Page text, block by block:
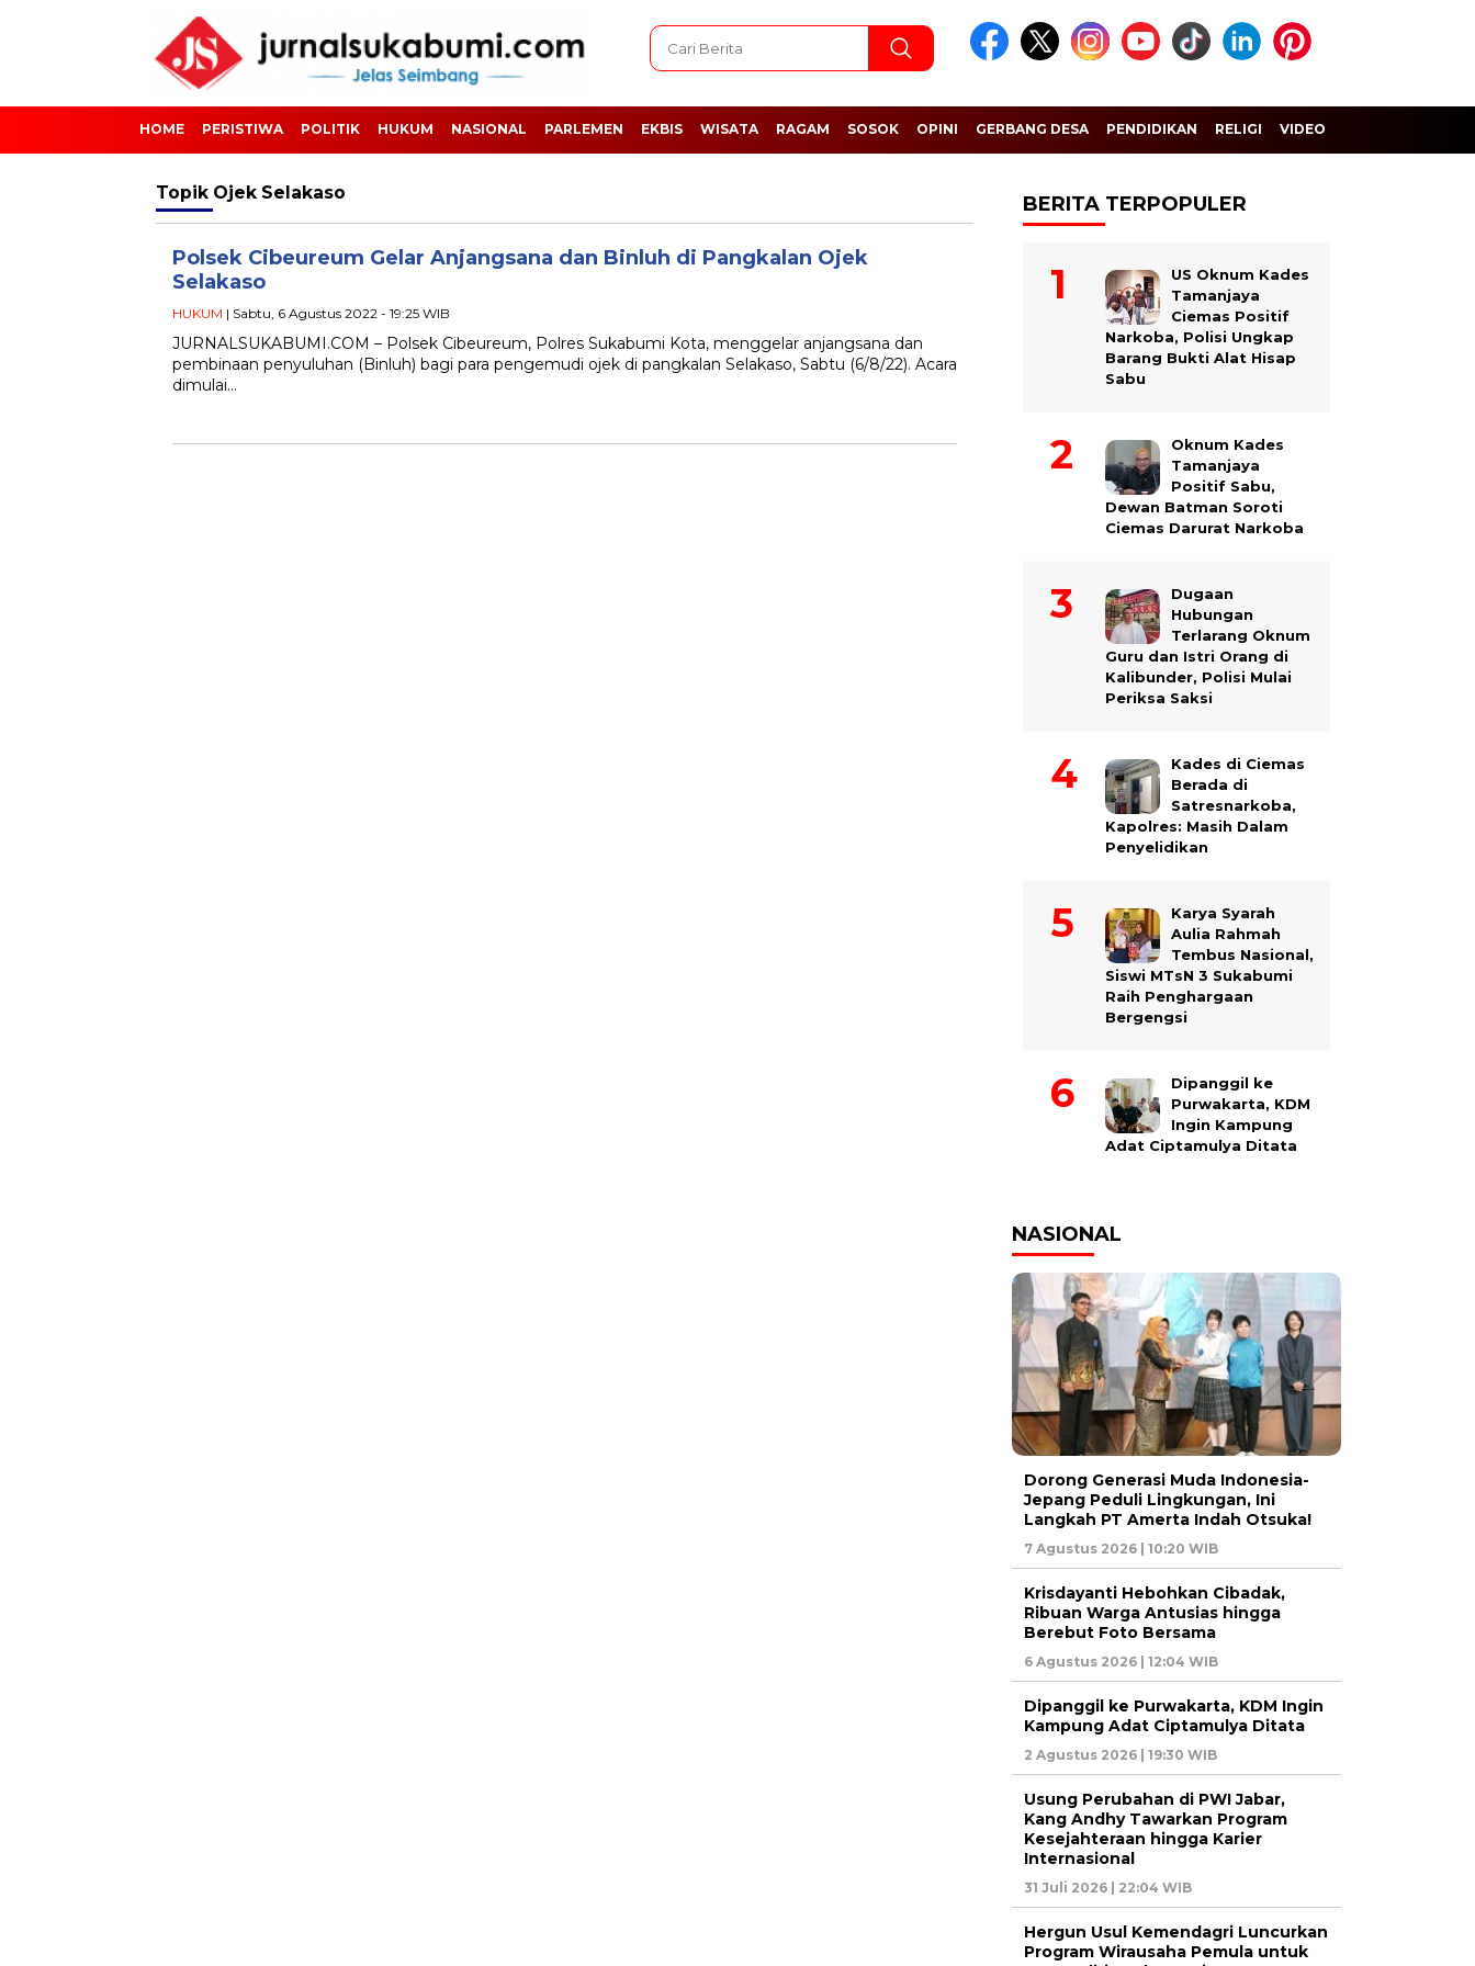
HOME PERISTIWA POLITIK HUKUM NASIONAL PARLEMEN EKBIS WISATA RAGAM SOSOK OPINI GERBANG DESA PENDIDIKAN RELIGI VIDEO
Topik Ojek Selakaso
Polsek Cibeureum Gelar Anjangsana dan Binluh di Pangkalan Ojek
Selakaso
HUKUM | Sabtu, 6 Agustus 2022 - 19:25 WIB
JURNALSUKABUMI.COM – Polsek Cibeureum, Polres Sukabumi Kota, menggelar anjangsana dan
pembinaan penyuluhan (Binluh) bagi para pengemudi ojek di pangkalan Selakaso, Sabtu (6/8/22). Acara
dimulai…
BERITA TERPOPULER
US Oknum Kades
Tamanjaya
Ciemas Positif
Narkoba, Polisi Ungkap
Barang Bukti Alat Hisap
Sabu
Oknum Kades
Tamanjaya
Positif Sabu,
Dewan Batman Soroti
Ciemas Darurat Narkoba
Dugaan
Hubungan
Terlarang Oknum
Guru dan Istri Orang di
Kalibunder, Polisi Mulai
Periksa Saksi
Kades di Ciemas
Berada di
Satresnarkoba,
Kapolres: Masih Dalam
Penyelidikan
Karya Syarah
Aulia Rahmah
Tembus Nasional,
Siswi MTsN 3 Sukabumi
Raih Penghargaan
Bergengsi
Dipanggil ke
Purwakarta, KDM
Ingin Kampung
Adat Ciptamulya Ditata
NASIONAL
Dorong Generasi Muda Indonesia-
Jepang Peduli Lingkungan, Ini
Langkah PT Amerta Indah Otsuka!
7 Agustus 2026 | 10:20 WIB
Krisdayanti Hebohkan Cibadak,
Ribuan Warga Antusias hingga
Berebut Foto Bersama
6 Agustus 2026 | 12:04 WIB
Dipanggil ke Purwakarta, KDM Ingin
Kampung Adat Ciptamulya Ditata
2 Agustus 2026 | 19:30 WIB
Usung Perubahan di PWI Jabar,
Kang Andhy Tawarkan Program
Kesejahteraan hingga Karier
Internasional
31 Juli 2026 | 22:04 WIB
Hergun Usul Kemendagri Luncurkan
Program Wirausaha Pemula untuk